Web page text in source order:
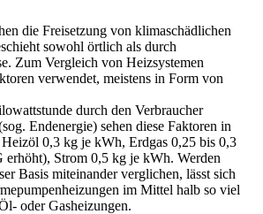
die Freisetzung von klimaschädlichen
sowohl örtlich als durch
Zum Vergleich von Heizsystemen
verwendet, meistens in Form von
durch den Verbraucher
Endenergie) sehen diese Faktoren in
Heizöl 0,3 kg je kWh, Erdgas 0,25 bis 0,3
Strom 0,5 kg je kWh. Werden
Basis miteinander verglichen, lässt sich
im Mittel halb so viel
oder Gasheizungen.